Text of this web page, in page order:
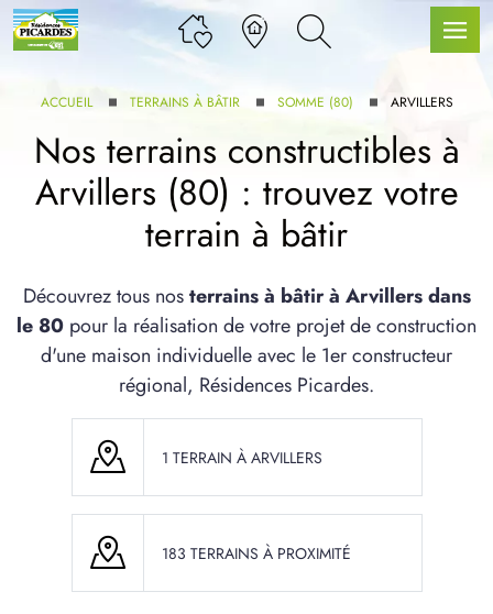
GAMME
SERVICE BDL EXTENSION
ACCUEIL TERRAINS À BÂTIR SOMME (80) ARVILLERS
Nos terrains constructibles à
Arvillers (80) : trouvez votre
terrain à bâtir
Découvrez tous nosterrains à bâtir à Arvillers dans
le 80 pour la réalisation de votre projet de construction
d'une maison individuelle avec le 1er constructeur
régional, Résidences Picardes.
1 TERRAIN À ARVILLERS
183 TERRAINS À PROXIMITÉ